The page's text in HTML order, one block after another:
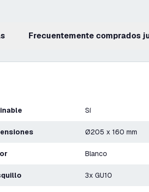
Frecuentemente comprados
Sí
Ø205 x 160 mm
Blanco
3x GU10